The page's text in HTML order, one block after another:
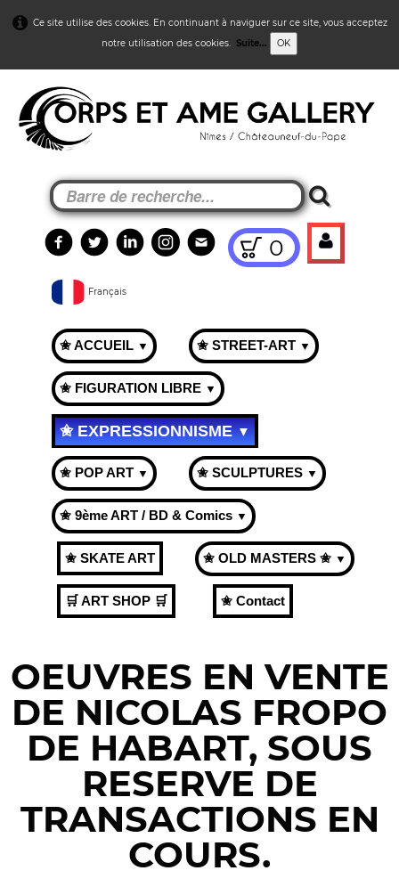
Ce site utilise des cookies. En continuant à naviguer sur ce site, vous acceptez
notre utilisation des cookies. Suite... OK
0
Français
✬ ACCUEIL ▼ ✬ STREET-ART ▼
✬ FIGURATION LIBRE ▼
✬ EXPRESSIONNISME▼
✬ POP ART ▼ ✬ SCULPTURES ▼
✬ 9ème ART / BD & Comics ▼
✬ SKATE ART ✬ OLD MASTERS ✬ ▼
🛒 ART SHOP 🛒 ✬ Contact
OEUVRES EN VENTE
DE NICOLAS FROPO
DE HABART, SOUS
RESERVE DE
TRANSACTIONS EN
COURS.